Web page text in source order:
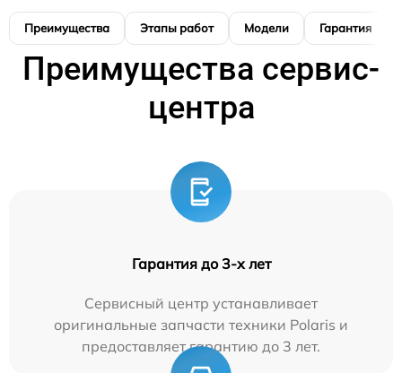
Преимущества Этапы работ Модели Гарантия
Преимущества сервис-
центра
Гарантия до 3-х лет
Сервисный центр устанавливает
оригинальные запчасти техники Polaris и
предоставляет гарантию до 3 лет.